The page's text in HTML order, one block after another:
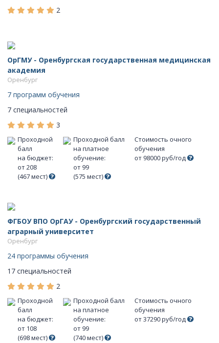
2
ОрГМУ - Оренбургская государственная медицинская
академия
Оренбург
7 программ обучения
7 специальностей
3
Проходной
балл
на бюджет:
от 208
(467 мест)
Проходной балл
на платное
обучение:
от 99
(575 мест)
Стоимость очного
обучения
от 98000 руб/год
ФГБОУ ВПО ОрГАУ - Оренбургский государственный
аграрный университет
Оренбург
24 программы обучения
17 специальностей
2
Проходной
балл
на бюджет:
от 108
(698 мест)
Проходной балл
на платное
обучение:
от 99
(740 мест)
Стоимость очного
обучения
от 37290 руб/год